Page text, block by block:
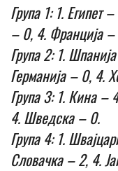
Група 1: 1. Египет
– 0, 4. Франција
Група 2: 1.
Германија – 0, 4.
Група 3: 1. Кина –
4. Шведска – 0.
Група 4: 1.
Словачка – 2, 4.